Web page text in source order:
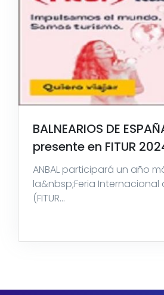
BALNEARIOS DE
presente en FITUR
ANBAL participará un año
la&nbsp;Feria Internacional
(FITUR...